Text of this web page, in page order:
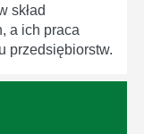
skład
a ich praca
przedsiębiorstw.